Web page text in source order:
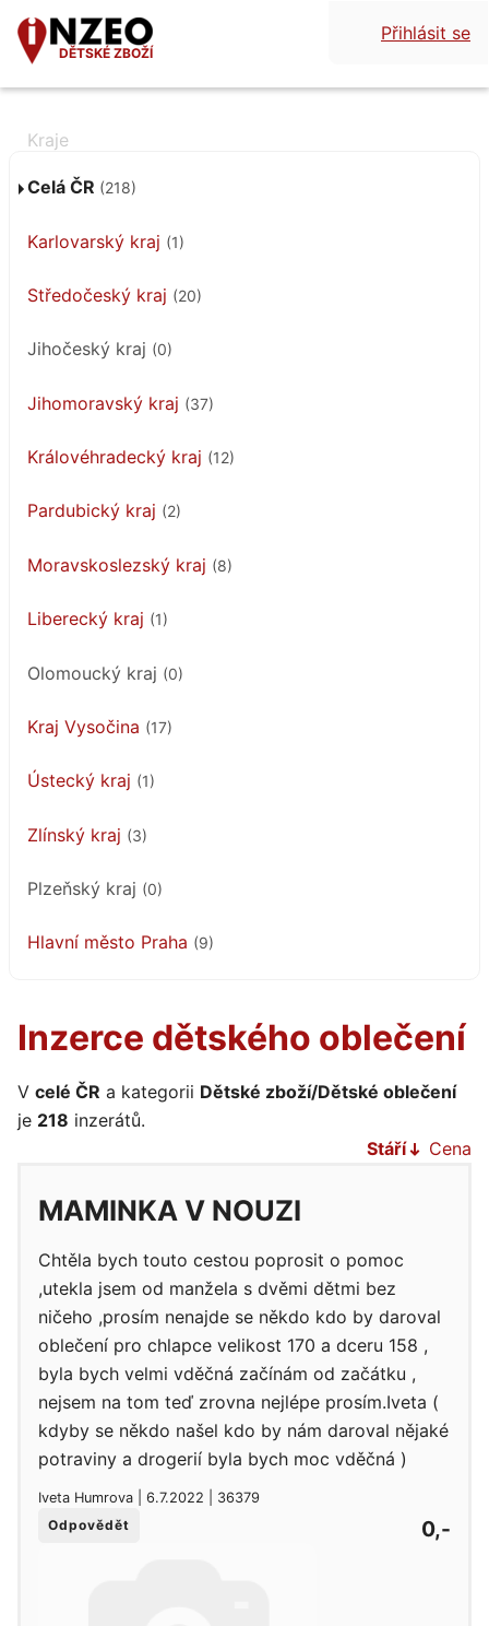
DĚTSKÉ ZBOŽÍ
Přihlásit se
Celá ČR (218)
Karlovarský kraj (1)
Středočeský kraj (20)
Jihočeský kraj (0)
Jihomoravský kraj (37)
Královéhradecký kraj (12)
Pardubický kraj (2)
Moravskoslezský kraj (8)
Liberecký kraj (1)
Olomoucký kraj (0)
Kraj Vysočina (17)
Ústecký kraj (1)
Zlínský kraj (3)
Plzeňský kraj (0)
Hlavní město Praha (9)
Inzerce dětského oblečení
V celé ČR a kategorii Dětské zboží/Dětské oblečení
je 218 inzerátů.
Stáří
Cena
MAMINKA V NOUZI
Chtěla bych touto cestou poprosit o pomoc
,utekla jsem od manžela s dvěmi dětmi bez
ničeho ,prosím nenajde se někdo kdo by daroval
oblečení pro chlapce velikost 170 a dceru 158 ,
byla bych velmi vděčná začínám od začátku ,
nejsem na tom teď zrovna nejlépe prosím.Iveta (
kdyby se někdo našel kdo by nám daroval nějaké
potraviny a drogerií byla bych moc vděčná )
Iveta Humrova | 6.7.2022 | 36379
Odpovědět
0,-